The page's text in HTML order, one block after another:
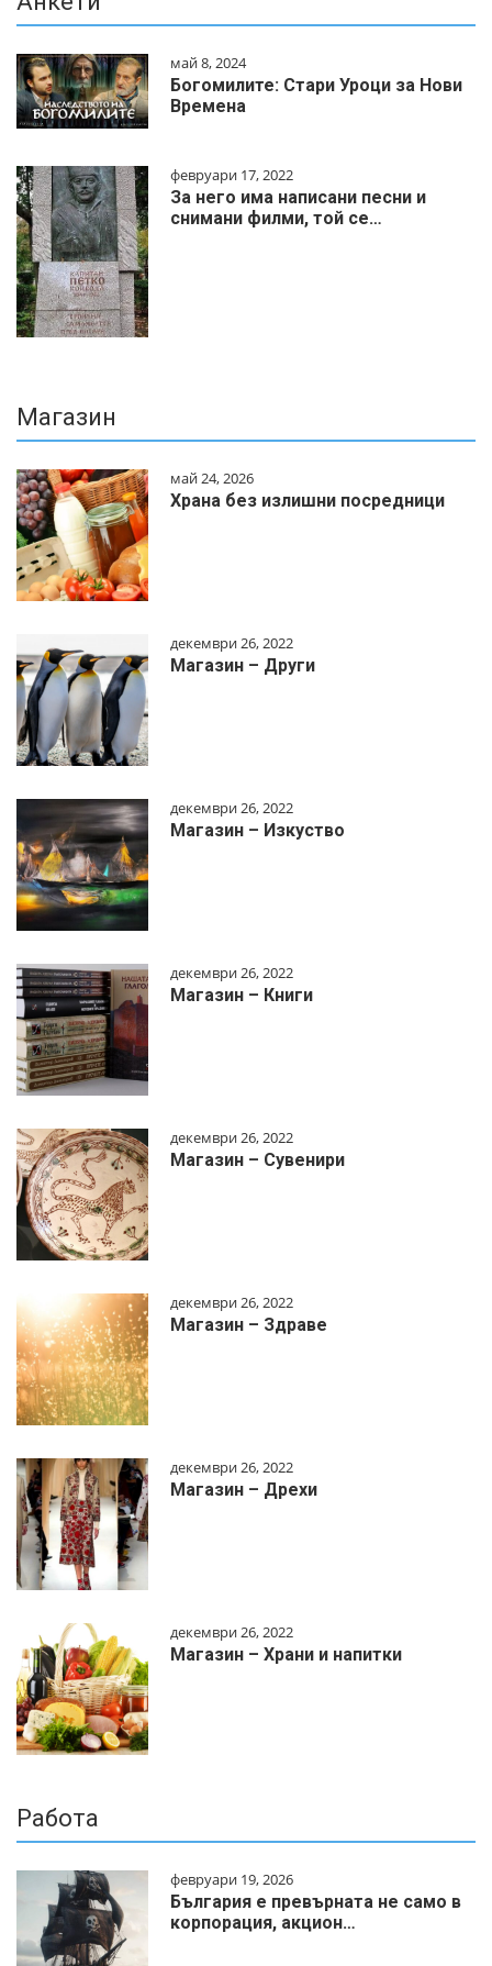
май 8, 2024
Богомилите: Стари Уроци за Нови
Времена
февруари 17, 2022
За него има написани песни и
снимани филми, той се…
Магазин
май 24, 2026
Храна без излишни посредници
декември 26, 2022
Магазин – Други
декември 26, 2022
Магазин – Изкуство
декември 26, 2022
Магазин – Книги
декември 26, 2022
Магазин – Сувенири
декември 26, 2022
Магазин – Здраве
декември 26, 2022
Магазин – Дрехи
декември 26, 2022
Магазин – Храни и напитки
Работа
февруари 19, 2026
България е превърната не само в
корпорация, акцион…